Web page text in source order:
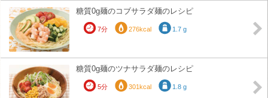
糖質0g麺のコブサラダ麺のレシピ
7分 276kcal 1.7 g
糖質0g麺のツナサラダ麺のレシピ
5分 301kcal 1.8 g